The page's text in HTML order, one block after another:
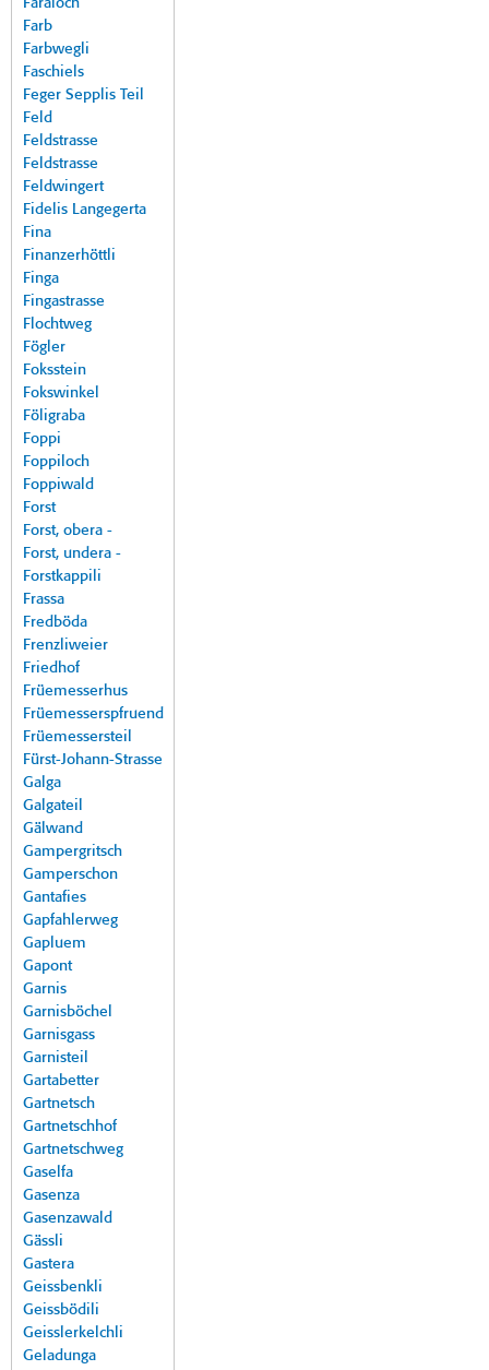
Faraloch
Farb
Farbwegli
Faschiels
Feger Sepplis Teil
Feld
Feldstrasse
Feldstrasse
Feldwingert
Fidelis Langegerta
Fina
Finanzerhöttli
Finga
Fingastrasse
Flochtweg
Fögler
Foksstein
Fokswinkel
Föligraba
Foppi
Foppiloch
Foppiwald
Forst
Forst, obera -
Forst, undera -
Forstkappili
Frassa
Fredböda
Frenzliweier
Friedhof
Früemesserhus
Früemesserspfruend
Früemessersteil
Fürst-Johann-Strasse
Galga
Galgateil
Gälwand
Gampergritsch
Gamperschon
Gantafies
Gapfahlerweg
Gapluem
Gapont
Garnis
Garnisböchel
Garnisgass
Garnisteil
Gartabetter
Gartnetsch
Gartnetschhof
Gartnetschweg
Gaselfa
Gasenza
Gasenzawald
Gässli
Gastera
Geissbenkli
Geissbödili
Geisslerkelchli
Geladunga